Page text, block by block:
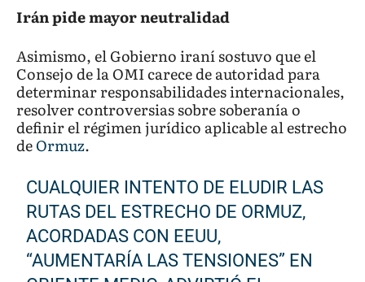
Irán pide mayor neutralidad
Asimismo, el Gobierno iraní sostuvo que el
Consejo de la OMI carece de autoridad para
determinar responsabilidades internacionales,
resolver controversias sobre soberanía o
definir el régimen jurídico aplicable al estrecho
deOrmuz.
CUALQUIER INTENTO DE ELUDIR LAS
RUTAS DEL ESTRECHO DE ORMUZ,
ACORDADAS CON EEUU,
“AUMENTARÍA LAS TENSIONES” EN